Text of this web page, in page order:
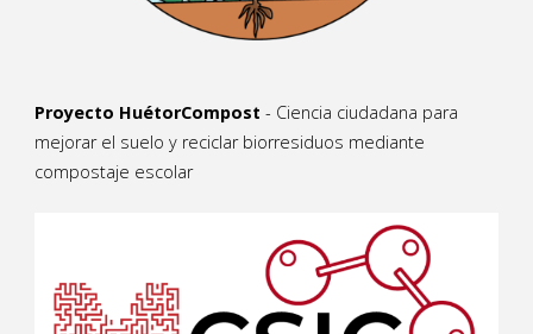
Proyecto HuétorCompost - Ciencia ciudadana para
mejorar el suelo y reciclar biorresiduos mediante
compostaje escolar